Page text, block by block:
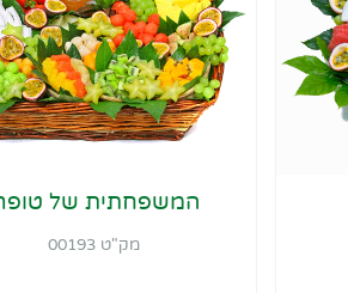
המשפחתית של
מק"ט 00193